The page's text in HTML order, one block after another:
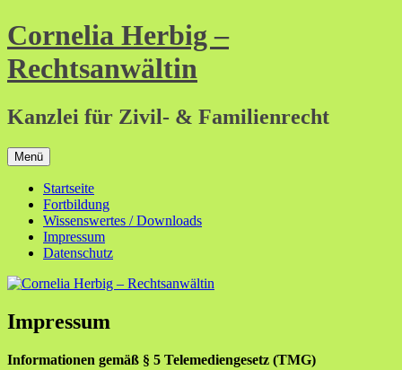
Zum
Inhalt
springen
Cornelia Herbig –
Rechtsanwältin
Kanzlei für Zivil- & Familienrecht
Menü
Startseite
Fortbildung
Wissenswertes / Downloads
Impressum
Datenschutz
Impressum
Informationen gemäß § 5 Telemediengesetz (TMG)